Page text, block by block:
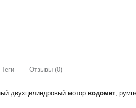
Теги Отзывы (0)
двухцилиндровый мотор водомет,